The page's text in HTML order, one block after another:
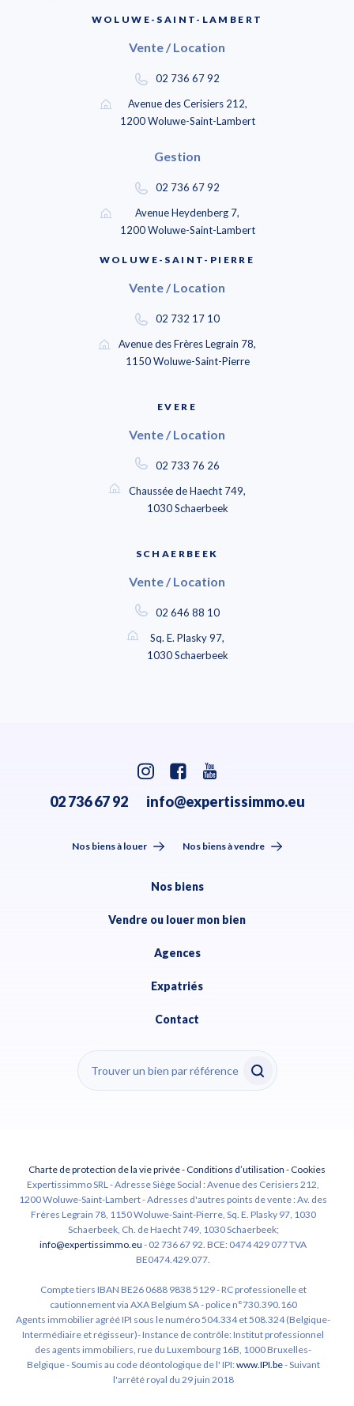
WOLUWE-SAINT-LAMBERT
Vente / Location
02 736 67 92
Avenue des Cerisiers 212,
1200 Woluwe-Saint-Lambert
Gestion
02 736 67 92
Avenue Heydenberg 7,
1200 Woluwe-Saint-Lambert
WOLUWE-SAINT-PIERRE
Vente / Location
02 732 17 10
Avenue des Frères Legrain 78,
1150 Woluwe-Saint-Pierre
EVERE
Vente / Location
02 733 76 26
Chaussée de Haecht 749,
1030 Schaerbeek
SCHAERBEEK
Vente / Location
02 646 88 10
Sq. E. Plasky 97,
1030 Schaerbeek
02 736 67 92 info@expertissimmo.eu
Nos biens à louer Nos biens à vendre
Nos biens
Vendre ou louer mon bien
Agences
Expatriés
Contact
Charte de protection de la vie privée-Conditions d’utilisation -Cookies
Expertissimmo SRL - Adresse Siège Social : Avenue des Cerisiers 212,
1200 Woluwe-Saint-Lambert - Adresses d'autres points de vente : Av. des
Frères Legrain 78, 1150 Woluwe-Saint-Pierre, Sq. E. Plasky 97, 1030
Schaerbeek, Ch. de Haecht 749, 1030 Schaerbeek;
info@expertissimmo.eu - 02 736 67 92. BCE: 0474 429 077 TVA
BE0474.429.077.
Compte tiers IBAN BE26 0688 9838 5129 - RC professionelle et
cautionnement via AXA Belgium SA - police n°730.390.160
Agents immobilier agréé IPI sous le numéro 504.334 et 508.324 (Belgique-
Intermédiaire et régisseur)- Instance de contrôle: Institut professionnel
des agents immobiliers, rue du Luxembourg 16B, 1000 Bruxelles-
Belgique - Soumis au code déontologique de l' IPI:www.IPI.be- Suivant
l'arrêté royal du 29 juin 2018